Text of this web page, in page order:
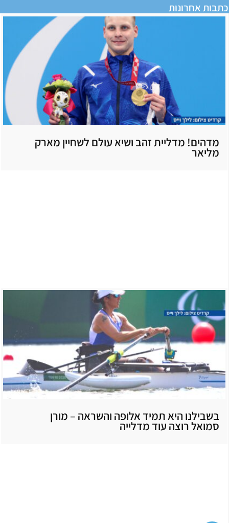
כתבות אחרונות
מדהים! מדליית זהב ושיא עולם לשחיין מארק
מליאר
בשבילנו היא תמיד אלופה והשראה – מורן
סמואל רוצה עוד מדלייה